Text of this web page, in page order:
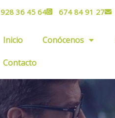
928 36 45 64 674 84 91 27
Inicio Conócenos
Contacto